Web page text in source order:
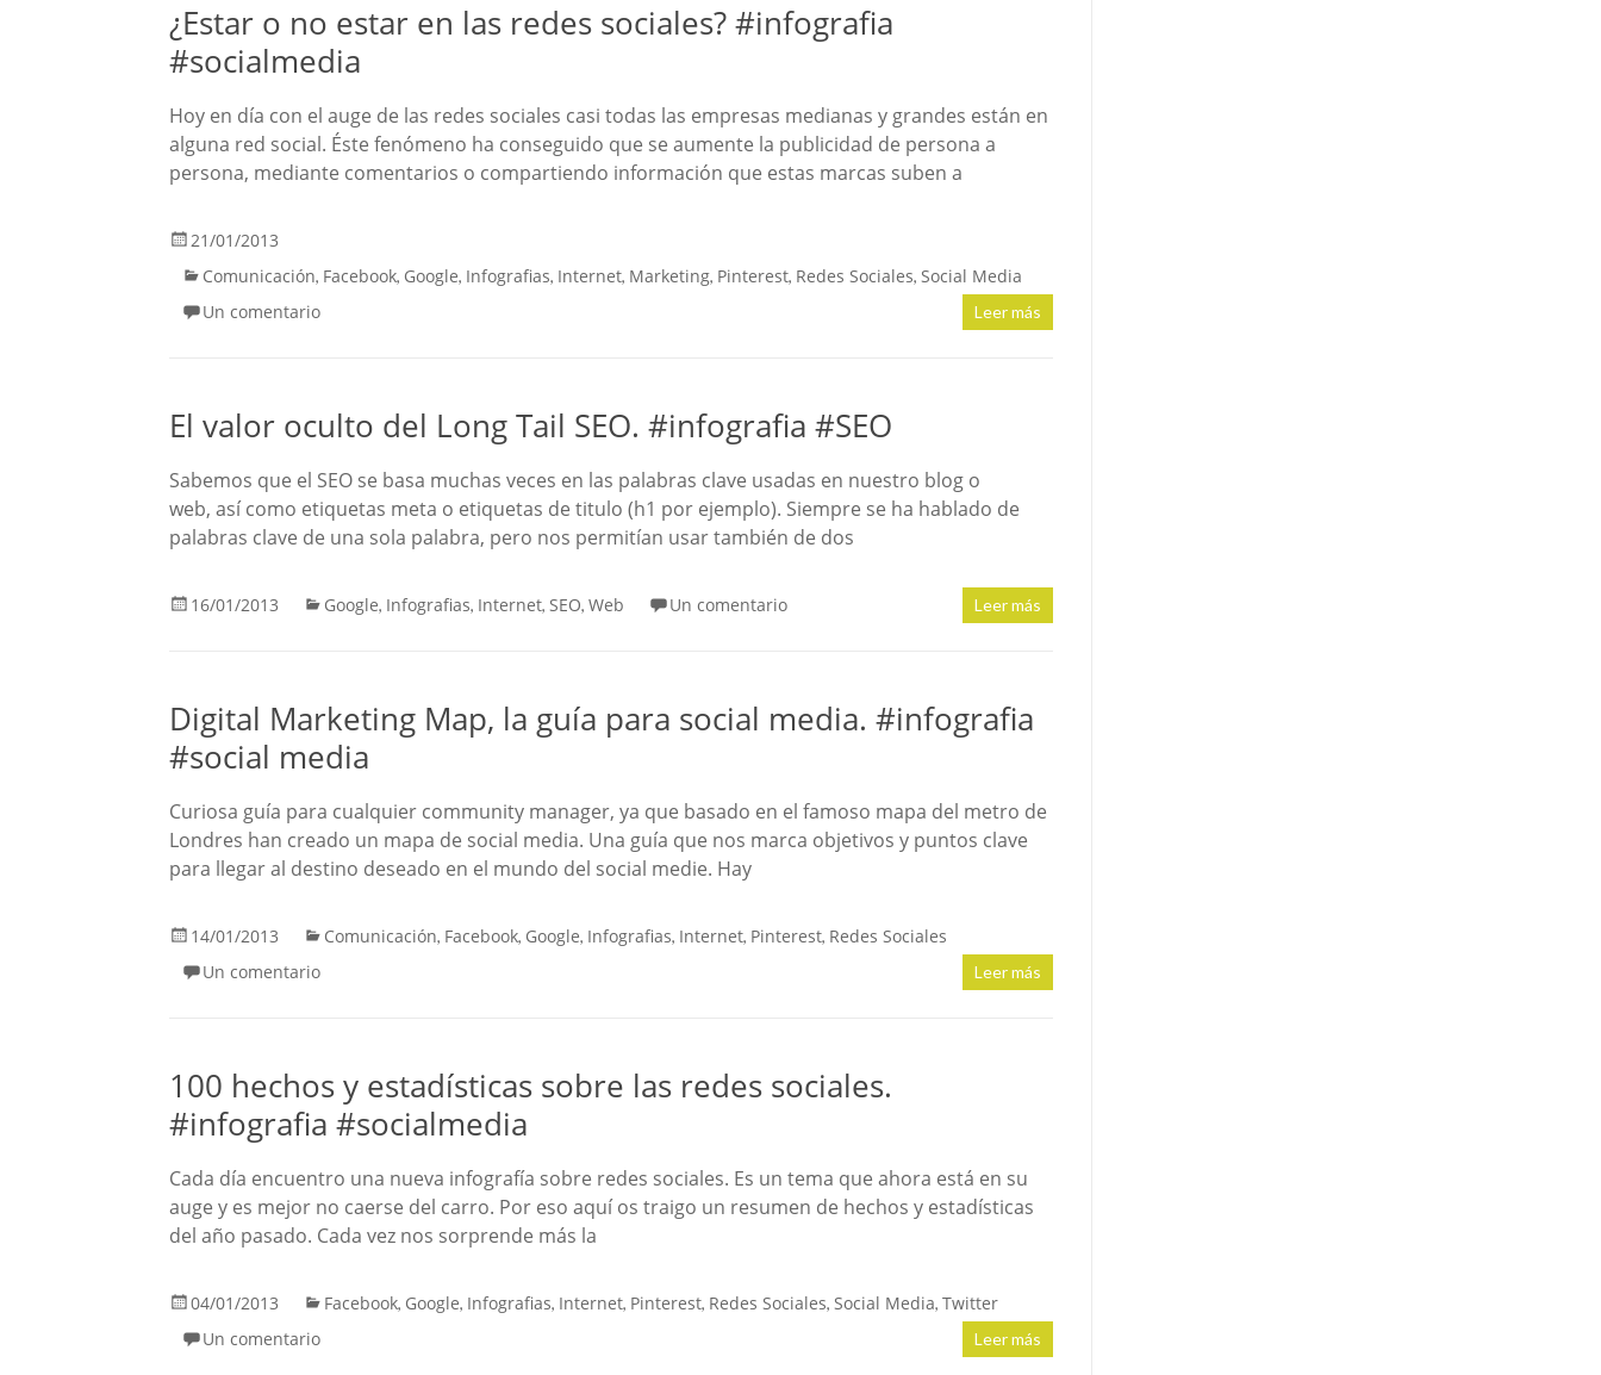
¿Estar o no estar en las redes sociales? #infografia
#socialmedia
Hoy en día con el auge de las redes sociales casi todas las empresas medianas y grandes están en
alguna red social. Éste fenómeno ha conseguido que se aumente la publicidad de persona a
persona, mediante comentarios o compartiendo información que estas marcas suben a
21/01/2013
Comunicación, Facebook, Google, Infografias, Internet, Marketing, Pinterest, Redes Sociales, Social Media
Un comentario
Leer más
El valor oculto del Long Tail SEO. #infografia #SEO
Sabemos que el SEO se basa muchas veces en las palabras clave usadas en nuestro blog o
web, así como etiquetas meta o etiquetas de titulo (h1 por ejemplo). Siempre se ha hablado de
palabras clave de una sola palabra, pero nos permitían usar también de dos
16/01/2013 Google, Infografias, Internet, SEO, Web Un comentario Leer más
Digital Marketing Map, la guía para social media. #infografia
#social media
Curiosa guía para cualquier community manager, ya que basado en el famoso mapa del metro de
Londres han creado un mapa de social media. Una guía que nos marca objetivos y puntos clave
para llegar al destino deseado en el mundo del social medie. Hay
14/01/2013 Comunicación, Facebook, Google, Infografias, Internet, Pinterest, Redes Sociales
Un comentario
Leer más
100 hechos y estadísticas sobre las redes sociales.
#infografia #socialmedia
Cada día encuentro una nueva infografía sobre redes sociales. Es un tema que ahora está en su
auge y es mejor no caerse del carro. Por eso aquí os traigo un resumen de hechos y estadísticas
del año pasado. Cada vez nos sorprende más la
04/01/2013 Facebook, Google, Infografias, Internet, Pinterest, Redes Sociales, Social Media, Twitter
Un comentario
Leer más